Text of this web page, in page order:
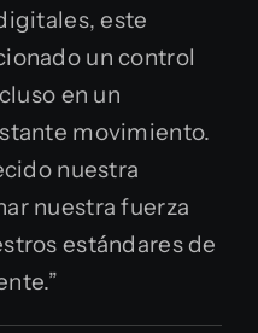
este
un control
en un
movimiento.
nuestra
nuestra fuerza
estándares de